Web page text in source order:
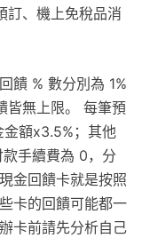
、機上免稅品消
饋 % 數分別為 1%
皆無上限。 每筆預
額x3.5%；其他
手續費為 0，分
金回饋卡就是按照
卡的回饋可能都一
卡前請先分析自己